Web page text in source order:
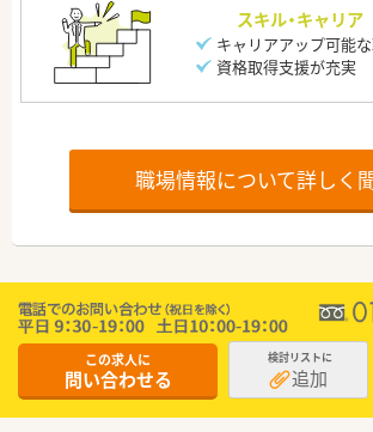
スキル・キャリア
キャリアアップ可能
資格取得支援が充実
職場情報について詳しく
この求人に
問い合わせる
検討リストに
追加